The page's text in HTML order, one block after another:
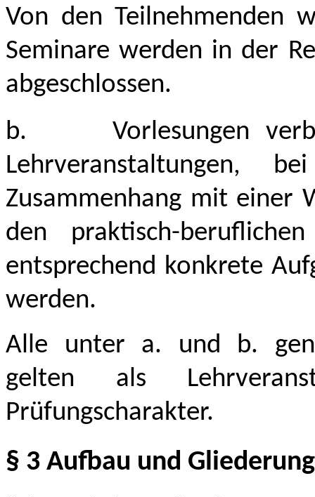
Von den Teilnehmenden
Seminare werden in der
abgeschlossen.
b.
Vorlesungen
Lehrveranstaltungen,
Zusammenhang mit einer
den praktisch-
entsprechend konkrete
werden.
Alle unter a. und b.
gelten als
Prüfungscharakter.
§ 3 Aufbau und